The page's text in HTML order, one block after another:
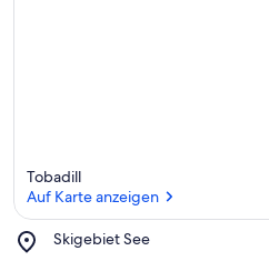
Tobadill
Auf Karte anzeigen
Skigebiet See
Place,